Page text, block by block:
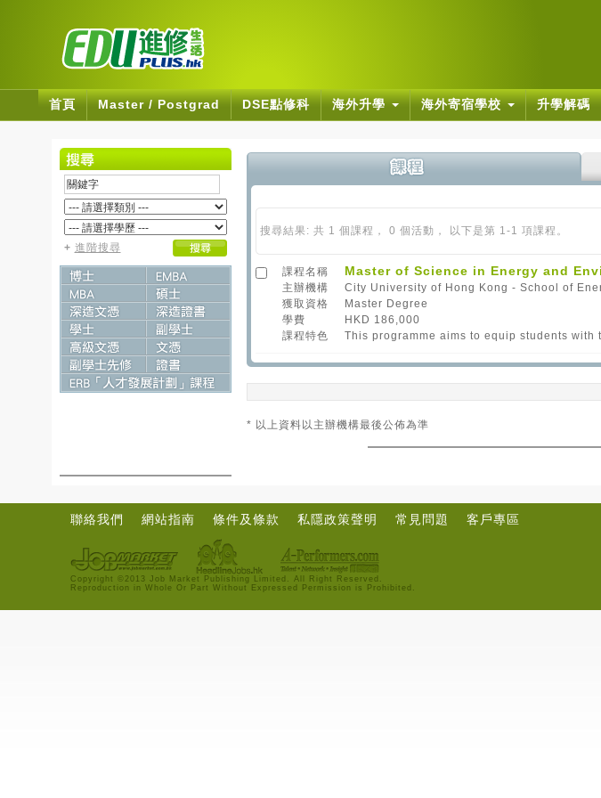
首頁 Master / Postgrad DSE點修科 海外升學 海外寄宿學校 升學解碼
+ 進階搜尋
搜尋結果: 共 1 個課程， 0 個活動， 以下是第 1-1 項課程。
課程名稱 Master of Science in Energy and
主辦機構
City University of Hong Kong - School of
獲取資格
Master Degree
學費
HKD 186,000
課程特色
This programme aims to equip students
* 以上資料以主辦機構最後公佈為準
聯絡我們 網站指南 條件及條款 私隱政策聲明 常見問題 客戶專區
Copyright ©2013 Job Market Publishing Limited. All Right Reserved.
Reproduction in Whole Or Part Without Expressed Permission is Prohibited.